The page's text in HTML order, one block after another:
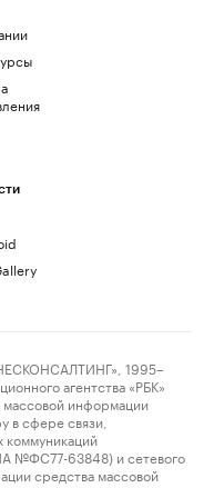
1995–
агентства «РБК»
массовой информации
в сфере связи,
коммуникаций
№ФС77-63848) и сетевого
средства массовой